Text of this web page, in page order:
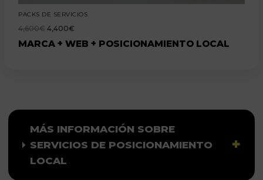
PACKS DE SERVICIOS
4,600€ 4,400€
MARCA + WEB + POSICIONAMIENTO LOCAL
MÁS INFORMACIÓN SOBRE
SERVICIOS DE POSICIONAMIENTO
LOCAL